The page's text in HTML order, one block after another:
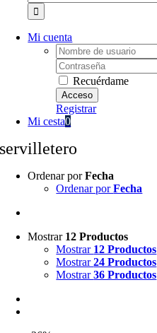
Mi cuenta
Username:
Password:
Recuérdame
Registrar
Mi cesta0
servilletero
Ordenar porFecha
Ordenar porFecha
Mostrar 12 Productos
Mostrar 12 Productos
Mostrar24 Productos
Mostrar36 Productos